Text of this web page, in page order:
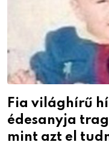
Fia világhírű
édesanyja
mint azt el